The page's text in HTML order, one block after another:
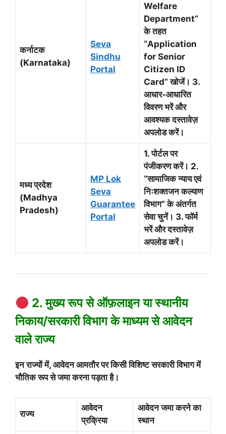
कर्नाटक
(Karnataka)
Seva
Sindhu
Portal
Welfare
Department”
के तहत
“Application
for Senior
Citizen ID
Card” खोजें। 3.
आधार-आधारित
विवरण भरें और
आवश्यक दस्तावेज़
अपलोड करें।
मध्य प्रदेश
(Madhya
Pradesh)
MP Lok
Seva
Guarantee
Portal
1. पोर्टल पर
पंजीकरण करें। 2.
“सामाजिक न्याय एवं
निःशक्तजन कल्याण
विभाग” के अंतर्गत
सेवा चुनें। 3. फॉर्म
भरें और दस्तावेज़
अपलोड करें।
2. मुख्य रूप से ऑफ़लाइन या स्थानीय
निकाय/सरकारी विभाग के माध्यम से आवेदन
वाले राज्य
इन राज्यों में, आवेदन आमतौर पर किसी विशिष्ट सरकारी विभाग में
भौतिक रूप से जमा करना पड़ता है।
राज्य
आवेदन
प्रक्रिया
आवेदन जमा करने का
स्थान